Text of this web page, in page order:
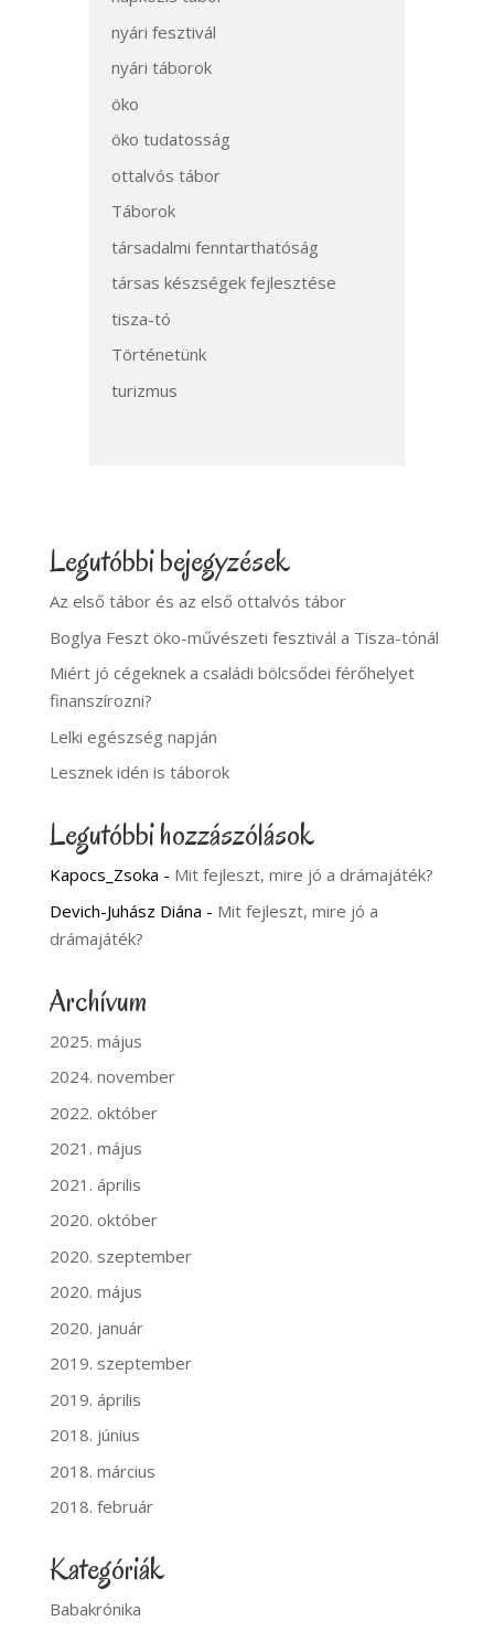
nyári fesztivál
nyári táborok
öko
öko tudatosság
ottalvós tábor
Táborok
társadalmi fenntarthatóság
társas készségek fejlesztése
tisza-tó
Történetünk
turizmus
Legutóbbi bejegyzések
Az első tábor és az első ottalvós tábor
Boglya Feszt öko-művészeti fesztivál a Tisza-tónál
Miért jó cégeknek a családi bölcsődei férőhelyet
finanszírozni?
Lelki egészség napján
Lesznek idén is táborok
Legutóbbi hozzászólások
Kapocs_Zsoka - Mit fejleszt, mire jó a drámajáték?
Devich-Juhász Diána - Mit fejleszt, mire jó a
drámajáték?
Archívum
2025. május
2024. november
2022. október
2021. május
2021. április
2020. október
2020. szeptember
2020. május
2020. január
2019. szeptember
2019. április
2018. június
2018. március
2018. február
Kategóriák
Babakrónika